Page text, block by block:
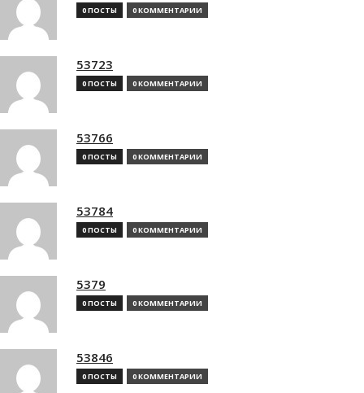
0 ПОСТЫ 0 КОММЕНТАРИИ
53723
0 ПОСТЫ 0 КОММЕНТАРИИ
53766
0 ПОСТЫ 0 КОММЕНТАРИИ
53784
0 ПОСТЫ 0 КОММЕНТАРИИ
5379
0 ПОСТЫ 0 КОММЕНТАРИИ
53846
0 ПОСТЫ 0 КОММЕНТАРИИ